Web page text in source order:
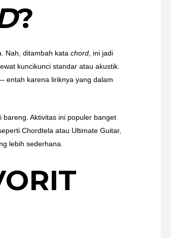
?
Nah, ditambah katachord , ini jadi
kuncikunci standar atau akustik.
entah karena liriknya yang dalam
Aktivitas ini populer banget
Chordtela atau Ultimate Guitar,
lebih sederhana.